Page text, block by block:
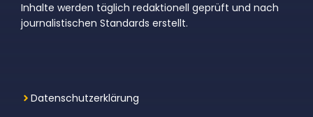
Inhalte werden täglich redaktionell geprüft und nach
journalistischen Standards erstellt.
Datenschutzerklärung